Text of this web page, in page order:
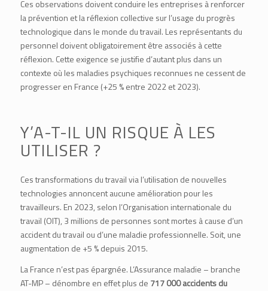
Ces observations doivent conduire les entreprises à renforcer
la prévention et la réflexion collective sur l’usage du progrès
technologique dans le monde du travail. Les représentants du
personnel doivent obligatoirement être associés à cette
réflexion. Cette exigence se justifie d’autant plus dans un
contexte où les maladies psychiques reconnues ne cessent de
progresser en France (+25 % entre 2022 et 2023).
Y’A-T-IL UN RISQUE À LES
UTILISER ?
Ces transformations du travail via l’utilisation de nouvelles
technologies annoncent aucune amélioration pour les
travailleurs. En 2023, selon l’Organisation internationale du
travail (OIT), 3 millions de personnes sont mortes à cause d’un
accident du travail ou d’une maladie professionnelle. Soit, une
augmentation de +5 % depuis 2015.
La France n’est pas épargnée. L’Assurance maladie – branche
AT-MP – dénombre en effet plus de 717 000 accidents du